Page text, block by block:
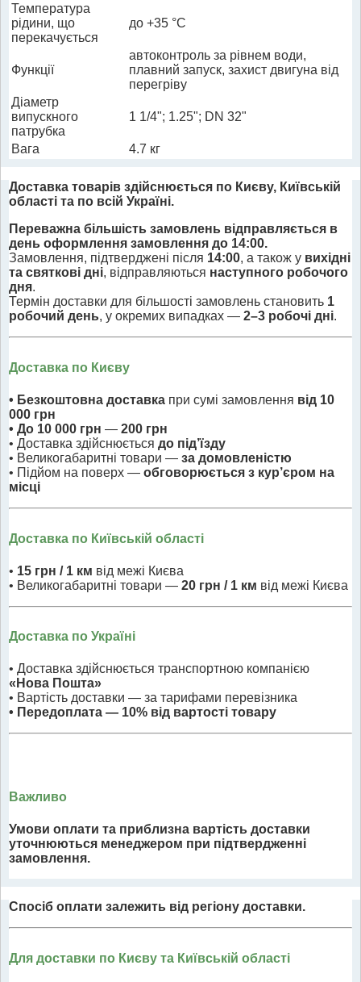
Температура
рідини, що
перекачується
до +35 °С
Функції
автоконтроль за рівнем води,
плавний запуск, захист двигуна від
перегріву
Діаметр
випускного
патрубка
1 1/4"; 1.25"; DN 32"
Вага 4.7 кг
Доставка товарів здійснюється по Києву, Київській
області та по всій Україні.
Переважна більшість замовлень відправляється в
день оформлення замовлення до 14:00.
Замовлення, підтверджені після 14:00, а також у вихідні
та святкові дні, відправляються наступного робочого
дня.
Термін доставки для більшості замовлень становить 1
робочий день, у окремих випадках — 2–3 робочі дні.
Доставка по Києву
• Безкоштовна доставка при сумі замовлення від 10
000 грн
• До 10 000 грн — 200 грн
• Доставка здійснюється до під’їзду
• Великогабаритні товари — за домовленістю
• Підйом на поверх — обговорюється з кур’єром на
місці
Доставка по Київській області
• 15 грн / 1 км від межі Києва
• Великогабаритні товари — 20 грн / 1 км від межі Києва
Доставка по Україні
• Доставка здійснюється транспортною компанією
«Нова Пошта»
• Вартість доставки — за тарифами перевізника
• Передоплата — 10% від вартості товару
Важливо
Умови оплати та приблизна вартість доставки
уточнюються менеджером при підтвердженні
замовлення.
Спосіб оплати залежить від регіону доставки.
Для доставки по Києву та Київській області